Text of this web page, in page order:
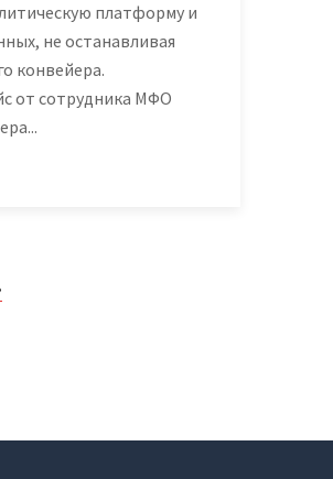
платформу и
не останавливая
конвейера.
от сотрудника МФО